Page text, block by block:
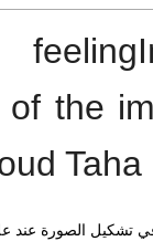
of the
Taha
في تشكيل الصورة